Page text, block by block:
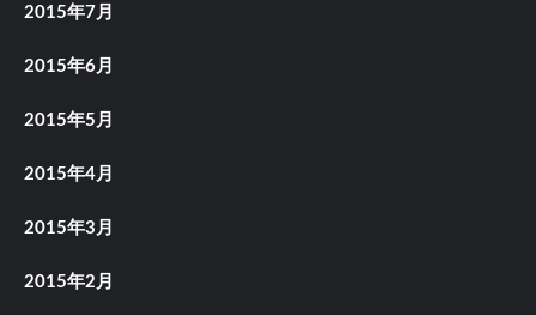
2015年7月
2015年6月
2015年5月
2015年4月
2015年3月
2015年2月